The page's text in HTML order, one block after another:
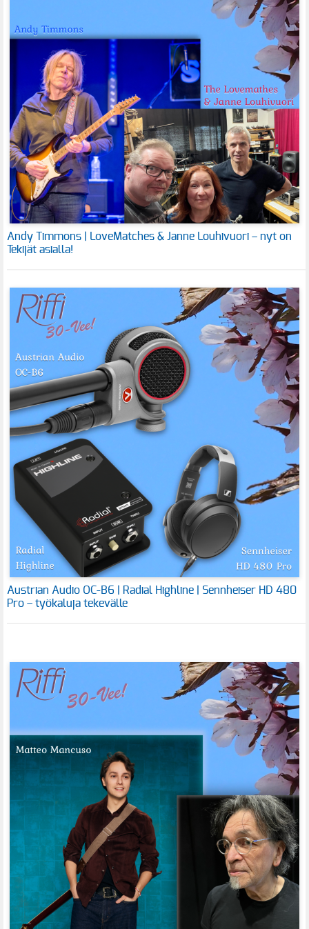
Andy Timmons | LoveMatches & Janne Louhivuori – nyt on
Tekijät asialla!
Austrian Audio OC-B6 | Radial Highline | Sennheiser HD 480
Pro – työkaluja tekevälle